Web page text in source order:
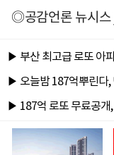
◎공감언론 뉴시스